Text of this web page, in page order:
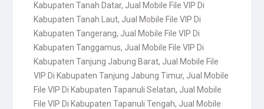
Kabupaten Tanah Datar, Jual Mobile File VIP Di
Kabupaten Tanah Laut, Jual Mobile File VIP Di
Kabupaten Tangerang, Jual Mobile File VIP Di
Kabupaten Tanggamus, Jual Mobile File VIP Di
Kabupaten Tanjung Jabung Barat, Jual Mobile File
VIP Di Kabupaten Tanjung Jabung Timur, Jual Mobile
File VIP Di Kabupaten Tapanuli Selatan, Jual Mobile
File VIP Di Kabupaten Tapanuli Tengah, Jual Mobile